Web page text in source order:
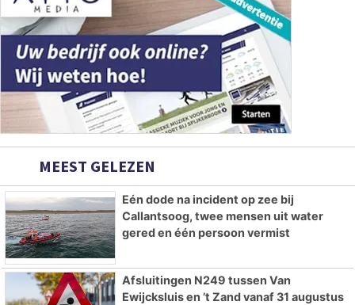
MEEST GELEZEN
Eén dode na incident op zee bij
Callantsoog, twee mensen uit water
gered en één persoon vermist
Afsluitingen N249 tussen Van
Ewijcksluis en ’t Zand vanaf 31 augustus